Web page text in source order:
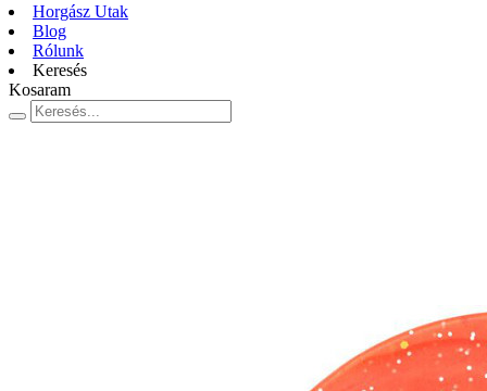
Horgász Utak
Blog
Rólunk
Keresés
Kosaram